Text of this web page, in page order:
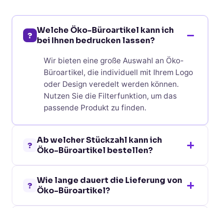
? Welche Öko-Büroartikel kann ich
bei Ihnen bedrucken lassen?
Wir bieten eine große Auswahl an Öko-
Büroartikel, die individuell mit Ihrem Logo
oder Design veredelt werden können.
Nutzen Sie die Filterfunktion, um das
passende Produkt zu finden.
? Ab welcher Stückzahl kann ich
Öko-Büroartikel bestellen?
Bestellung bereits ab 10 Stück möglich.
Die genaue Mindestbestellmenge finden
Sie auf der jeweiligen Produktseite.
? Wie lange dauert die Lieferung von
Öko-Büroartikel?